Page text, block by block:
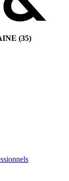
(35)